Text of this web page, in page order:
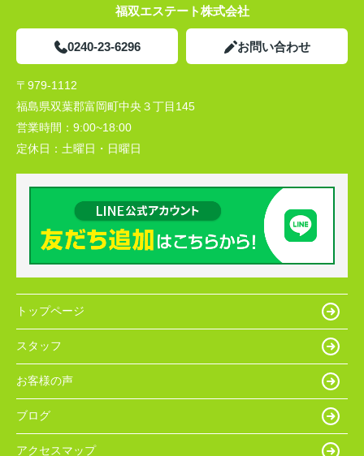
福双エステート株式会社
0240-23-6296 お問い合わせ
〒979-1112
福島県双葉郡富岡町中央３丁目145
営業時間： 9:00~18:00
定休日： 土曜日・日曜日
トップページ
スタッフ
お客様の声
ブログ
アクセスマップ